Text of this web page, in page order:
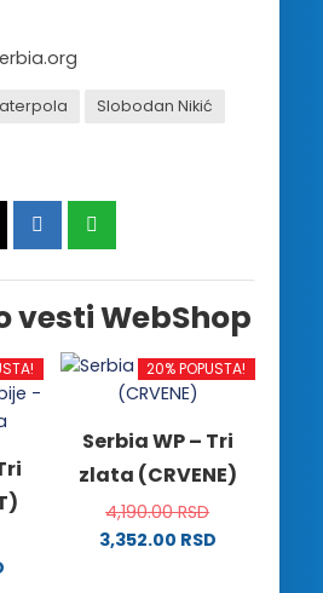
Slobodan Nikić
vesti WebShop
20% POPUSTA!
Serbia WP – Tri
zlata (CRVENE)
4,190.00RSD
3,352.00 RSD